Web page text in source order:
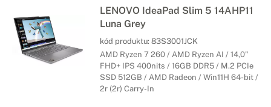
LENOVO IdeaPad Slim 5 14AHP11
Luna Grey
kód produktu: 83S3001JCK
AMD Ryzen 7 260 / AMD Ryzen AI / 14,0"
FHD+ IPS 400nits / 16GB DDR5 / M.2 PCIe
SSD 512GB / AMD Radeon / Win11H 64-bit /
2r (2r) Carry-In